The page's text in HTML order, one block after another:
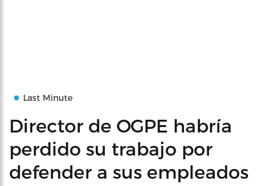
Last Minute
Director de OGPE habría
perdido su trabajo por
defender a sus empleados